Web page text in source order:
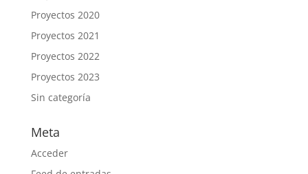
Proyectos 2020
Proyectos 2021
Proyectos 2022
Proyectos 2023
Sin categoría
Meta
Acceder